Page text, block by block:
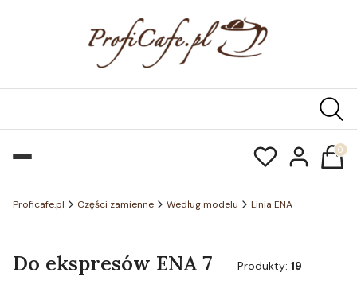
Proficafe.pl Części zamienne Według modelu Linia ENA
Do ekspresów ENA 7 Produkty: 19